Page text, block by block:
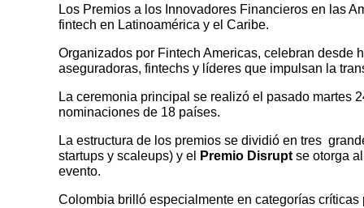
Los Premios a los Innovadores Financieros en las
fintech en Latinoamérica y el Caribe.
Organizados por Fintech Americas, celebran desde
aseguradoras, fintechs y líderes que impulsan la
La ceremonia principal se realizó el pasado martes
nominaciones de 18 países.
La estructura de los premios se dividió en tres
startups y scaleups) y el
Premio Disrupt se otorga
evento.
Colombia brilló especialmente en categorías críticas